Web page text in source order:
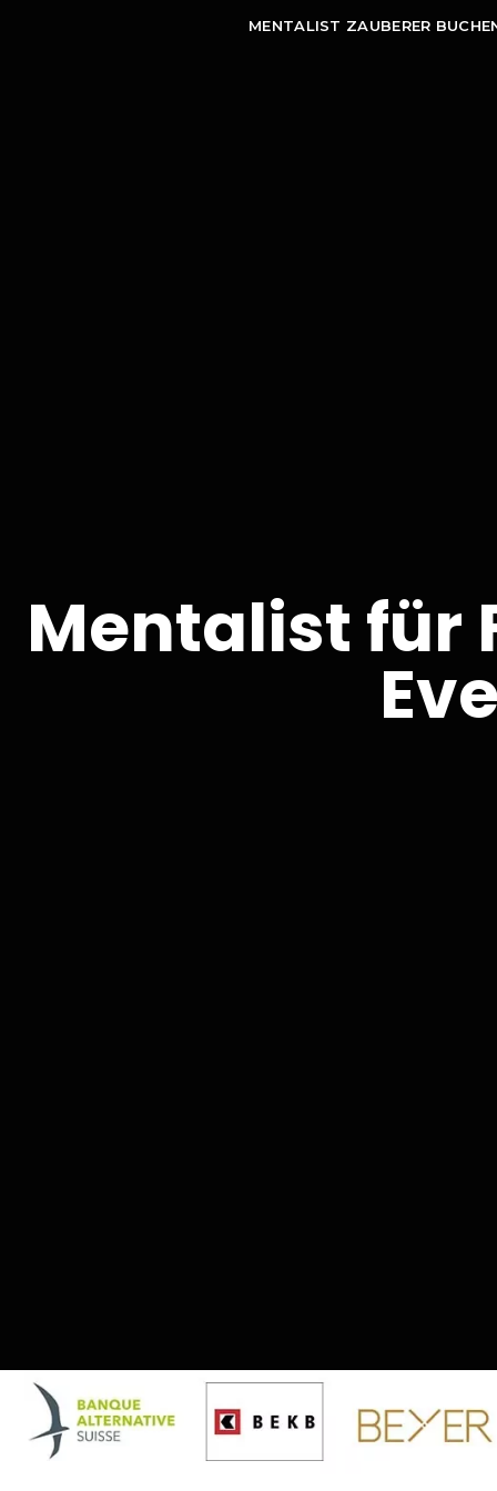
MENTALIST ZAUBERER
Mentalist für